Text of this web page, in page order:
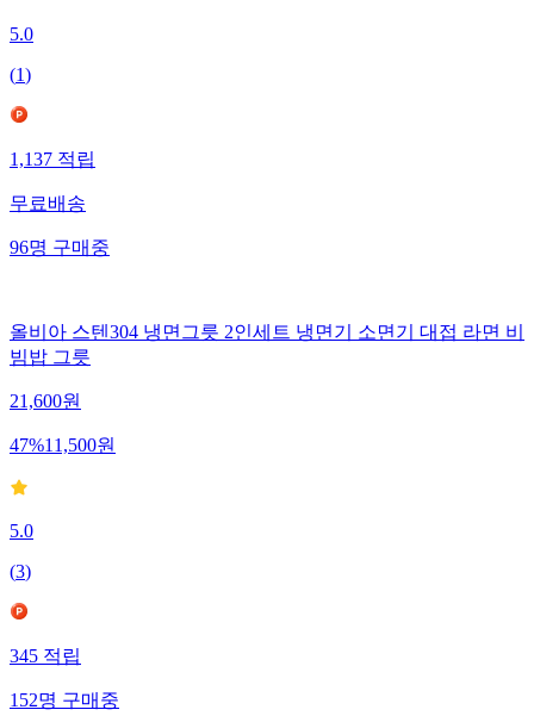
5.0
(1)
1,137적립
무료배송
96명구매중
올비아 스텐304 냉면그릇 2인세트 냉면기 소면기 대접 라면 비
빔밥 그릇
21,600원
47%11,500원
5.0
(3)
345적립
152명구매중